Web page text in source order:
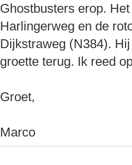
Ghostbusters erop.
Harlingerweg en de
Dijkstraweg (N384).
groette terug. Ik reed
Groet,
Marco